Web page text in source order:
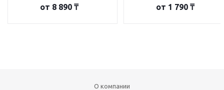
от 8 890 ₸ от 1 790 ₸
О компании